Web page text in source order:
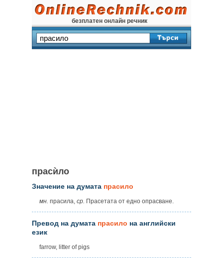
безплатен онлайн речник
прасѝло
Значение на думата прасило
мн. прасила, ср. Прасетата от едно опрасване.
Превод на думата прасило на английски
език
farrow, litter of pigs